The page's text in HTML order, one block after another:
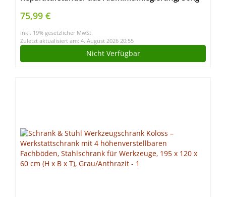
Kapazität, Höhenverstellbar bis 160cm, 360°
Drehbare Halterung, mit Werkzeugablage (Gold)
75,99 €
inkl. 19% gesetzlicher MwSt.
Zuletzt aktualisiert am: 4. August 2026 20:55
Nicht Verfügbar